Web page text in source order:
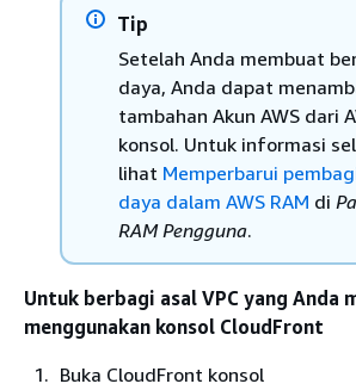
Tip
Setelah Anda membuat
daya, Anda dapat
tambahan Akun AWS dari
konsol. Untuk informasi
lihat Memperbarui
daya dalam AWS RAM di
RAM Pengguna.
Untuk berbagi asal VPC yang Anda
menggunakan konsol CloudFront
Buka CloudFront konsol